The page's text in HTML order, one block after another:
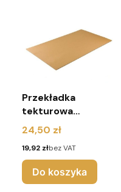
Przekładka
tekturowa
1200x800 mm 3W
(pakiet 10 sztuk)
Cena
24,50 zł
Cena
19,92 złbez VAT
Do koszyka